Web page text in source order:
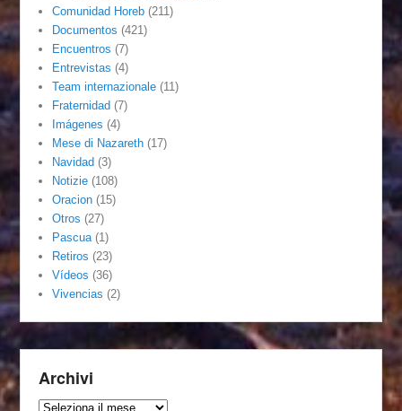
Comunidad Horeb (211)
Documentos (421)
Encuentros (7)
Entrevistas (4)
Team internazionale (11)
Fraternidad (7)
Imágenes (4)
Mese di Nazareth (17)
Navidad (3)
Notizie (108)
Oracion (15)
Otros (27)
Pascua (1)
Retiros (23)
Vídeos (36)
Vivencias (2)
Archivi
Archivi